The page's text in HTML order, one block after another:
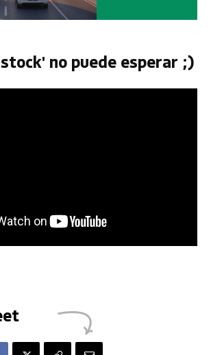
no puede esperar ;)